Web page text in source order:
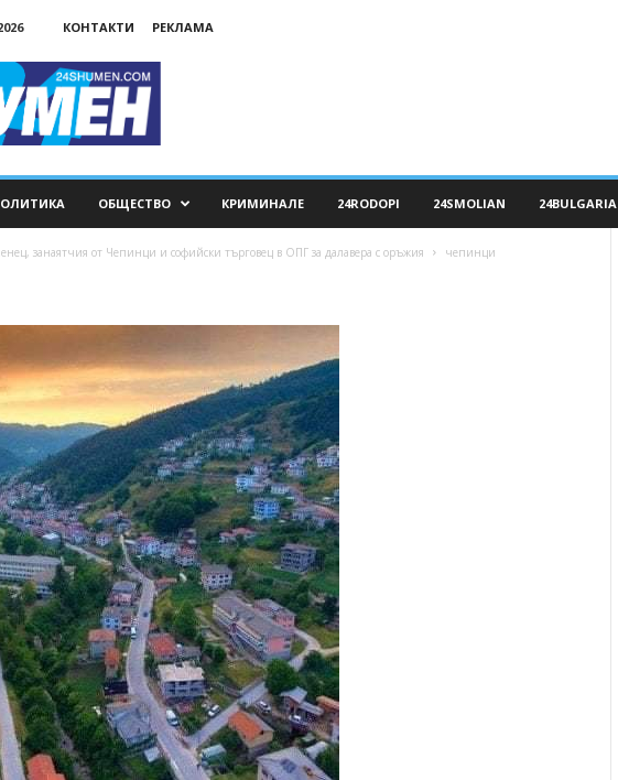
КОНТАКТИ РЕКЛАМА
ОБЩЕСТВО КРИМИНАЛЕ 24RODOPI 24SMOLIAN 24BULGARIA
занаятчия от Чепинци и софийски търговец в ОПГ за далавера с оръжия чепинци